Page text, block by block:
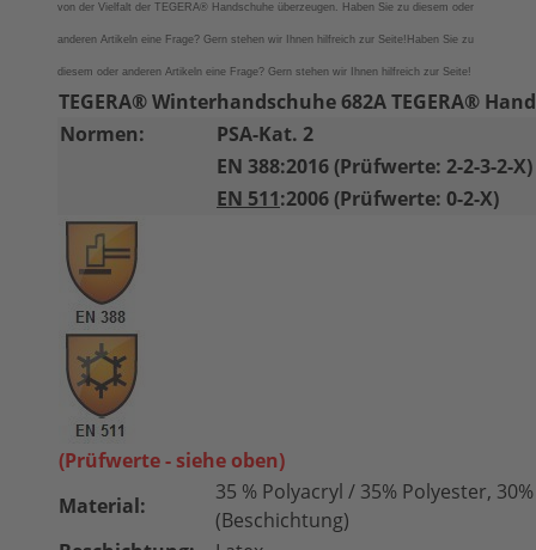
von der Vielfalt der TEGERA® Handschuhe überzeugen. Haben Sie zu diesem oder
anderen Artikeln eine Frage? Gern stehen wir Ihnen hilfreich zur Seite! Haben Sie zu
diesem oder anderen Artikeln eine Frage? Gern stehen wir Ihnen hilfreich zur Seite!
TEGERA® Winterhandschuhe 682A TEGERA®
Normen:
PSA-Kat. 2
EN 388:2016 (Prüfwerte: 2-2-3-2-X)
EN 511:2006 (Prüfwerte: 0-2-X)
(Prüfwerte - siehe oben)
Material:
35 % Polyacryl / 35% Polyester,
(Beschichtung)